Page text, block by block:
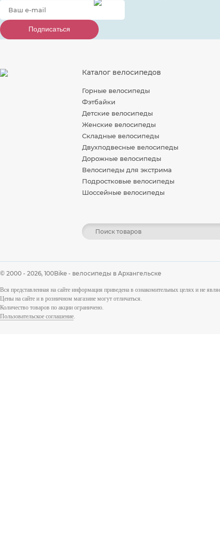
Подписаться
Подписаться
Подписаться
Каталог велосипедов
Горные велосипеды
Фэтбайки
Детские велосипеды
Женские велосипеды
Складные велосипеды
Двухподвесные велосипеды
Дорожные велосипеды
Велосипеды для экстрима
Подростковые велосипеды
Шоссейные велосипеды
© 2000 - 2026, 100Bike - велосипеды в Архангельске
Вся представленная на сайте информация приведена в ознакомительных целях и не
Цены на сайте и в розничном магазине могут отличаться.
Количество товаров по акции ограничено.
Пользовательское соглашение.